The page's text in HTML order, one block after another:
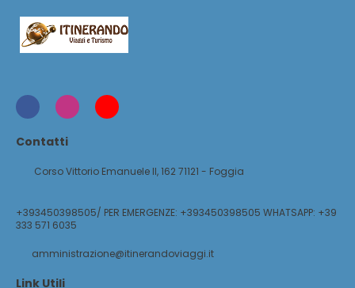
Contatti
Corso Vittorio Emanuele II, 162 71121 - Foggia
+393450398505/ PER EMERGENZE: +393450398505 WHATSAPP: +39
333 571 6035
amministrazione@itinerandoviaggi.it
Link Utili